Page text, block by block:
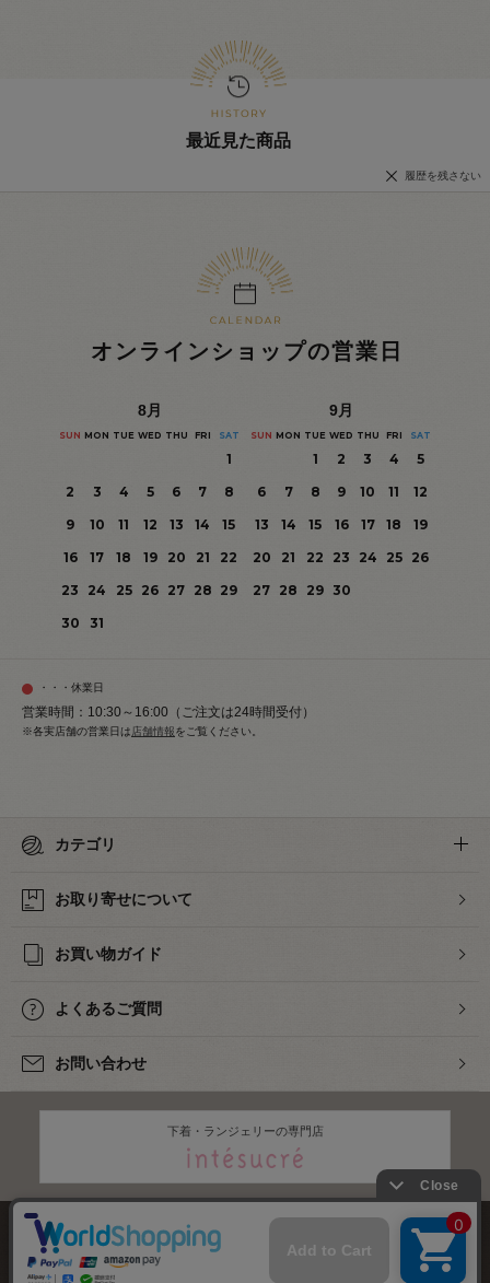
最近見た商品
履歴を残さない
オンラインショップの営業日
8月
SUN MON TUE WED THU FRI SAT
1
2
3 4 5 6 7
8
9
10 11 12 13 14
15
16
17 18 19 20 21
22
23
24 25 26 27 28 29
30
31
9月
SUN MON TUE WED THU FRI SAT
1 2 3 4
5
6
7 8 9 10 11
12
13
14 15 16 17 18
19
20
21 22 23 24 25
26
27 28 29 30
・・・休業日
営業時間：10:30～16:00（ご注文は24時間受付）
※各実店舗の営業日は店舗情報をご覧ください。
カテゴリ
お取り寄せについて
お買い物ガイド
よくあるご質問
お問い合わせ
下着・ランジェリーの専門店
株式会社オカダヤ